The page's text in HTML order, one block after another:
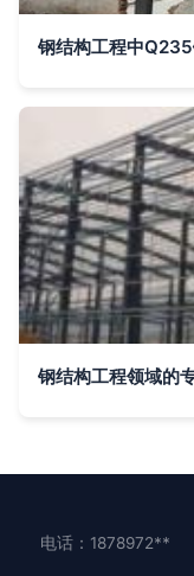
钢结构工程中
电话：1878972**